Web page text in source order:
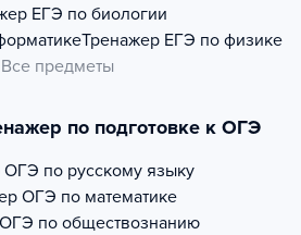
ЕГЭ по биологии
Тренажер ЕГЭ по физике
Все предметы
по подготовке к ОГЭ
ОГЭ по русскому языку
ОГЭ по математике
ОГЭ по обществознанию